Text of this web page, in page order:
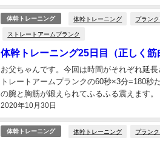
体幹トレーニング 体幹トレーニング プラン
ストレートアームプランク
体幹トレーニング25日目（正しく筋
2020年10月30日
お父ちゃんです。今回は時間がそれぞれ延
トレートアームプランクの60秒×3分=180秒
の腕と胸筋が鍛えられてふるふる震えます
えきれません。 終わったあと、しばらくクッ
体幹トレーニング 体幹トレーニング プラン